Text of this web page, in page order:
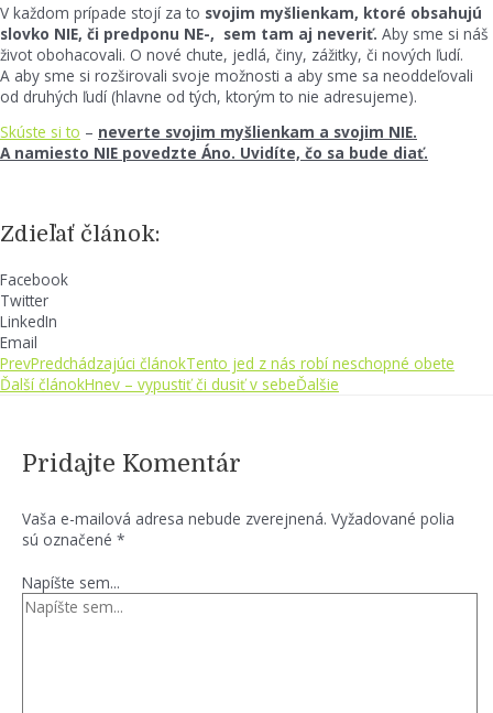
V každom prípade stojí za to svojim myšlienkam, ktoré obsahujú
slovko NIE, či predponu NE-, sem tam aj neveriť. Aby sme si náš
život obohacovali. O nové chute, jedlá, činy, zážitky, či nových ľudí.
A aby sme si rozširovali svoje možnosti a aby sme sa neoddeľovali
od druhých ľudí (hlavne od tých, ktorým to nie adresujeme).
Skúste si to – neverte svojim myšlienkam a svojim NIE.
A namiesto NIE povedzte Áno. Uvidíte, čo sa bude diať.
Zdieľať článok:
Facebook
Twitter
LinkedIn
Email
PrevPredchádzajúci článokTento jed z nás robí neschopné obete
Ďalší článokHnev – vypustiť či dusiť v sebeĎalšie
Pridajte Komentár
Vaša e-mailová adresa nebude zverejnená. Vyžadované polia
sú označené *
Napíšte sem...